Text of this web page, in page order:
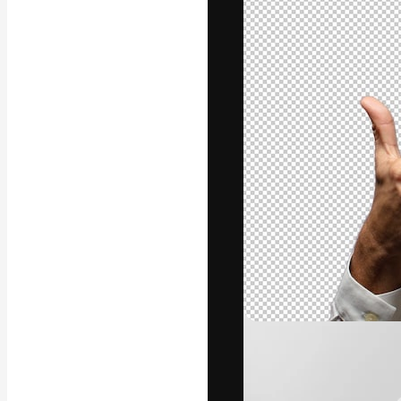
La piattaforma
migliori lavori.
creativi,
Italiano